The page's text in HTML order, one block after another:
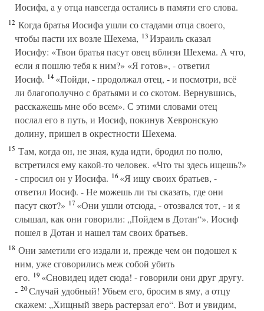
Иосифа, а у отца навсегда остались в памяти его слова.
12 Когда братья Иосифа ушли со стадами отца своего,
чтобы пасти их возле Шехема, 13Израиль сказал
Иосифу: «Твои братья пасут овец вблизи Шехема. А что,
если я пошлю тебя к ним?» «Я готов», - ответил
Иосиф. 14«Пойди, - продолжал отец, - и посмотри, всё
ли благополучно с братьями и со скотом. Вернувшись,
расскажешь мне обо всем». С этими словами отец
послал его в путь, и Иосиф, покинув Хевронскую
долину, пришел в окрестности Шехема.
15 Там, когда он, не зная, куда идти, бродил по полю,
встретился ему какой-то человек. «Что ты здесь ищешь?»
- спросил он у Иосифа. 16«Я ищу своих братьев, -
ответил Иосиф. - Не можешь ли ты сказать, где они
пасут скот?» 17«Они ушли отсюда, - отозвался тот, - и я
слышал, как они говорили: „Пойдем в Дотан“». Иосиф
пошел в Дотан и нашел там своих братьев.
18 Они заметили его издали и, прежде чем он подошел к
ним, уже сговорились меж собой убить
его. 19«Сновидец идет сюда! - говорили они друг другу.
- 20Случай удобный! Убьем его, бросим в яму, а отцу
скажем: „Хищный зверь растерзал его“. Вот и увидим,